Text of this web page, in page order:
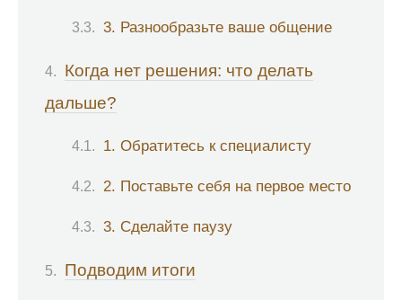
3. Разнообразьте ваше общение
Когда нет решения: что делать
дальше?
1. Обратитесь к специалисту
2. Поставьте себя на первое место
3. Сделайте паузу
Подводим итоги